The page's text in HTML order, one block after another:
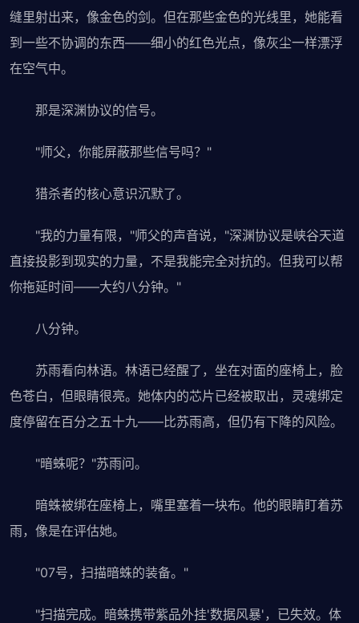
缝里射出来，像金色的剑。但在那些金色的光线里，她能看
到一些不协调的东西——细小的红色光点，像灰尘一样漂浮
在空气中。
那是深渊协议的信号。
"师父，你能屏蔽那些信号吗？"
猎杀者的核心意识沉默了。
"我的力量有限，"师父的声音说，"深渊协议是峡谷天道
直接投影到现实的力量，不是我能完全对抗的。但我可以帮
你拖延时间——大约八分钟。"
八分钟。
苏雨看向林语。林语已经醒了，坐在对面的座椅上，脸
色苍白，但眼睛很亮。她体内的芯片已经被取出，灵魂绑定
度停留在百分之五十九——比苏雨高，但仍有下降的风险。
"暗蛛呢？"苏雨问。
暗蛛被绑在座椅上，嘴里塞着一块布。他的眼睛盯着苏
雨，像是在评估她。
"07号，扫描暗蛛的装备。"
"扫描完成。暗蛛携带紫品外挂'数据风暴'，已失效。体